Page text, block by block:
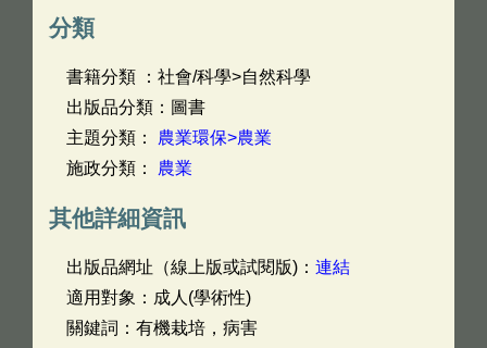
分類
書籍分類 ：社會/科學>自然科學
出版品分類：圖書
主題分類： 農業環保>農業
施政分類： 農業
其他詳細資訊
出版品網址（線上版或試閱版)： 連結
適用對象：成人(學術性)
關鍵詞：有機栽培，病害